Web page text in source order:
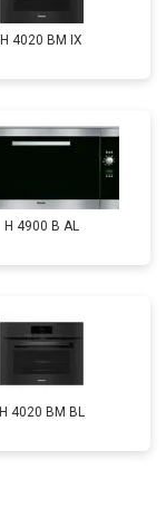
H 4020 BM IX
H 4900 B AL
H 4020 BM BL